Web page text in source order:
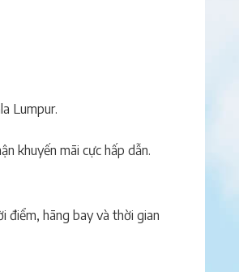
Lumpur.
khuyến mãi cực hấp dẫn.
điểm, hãng bay và thời gian